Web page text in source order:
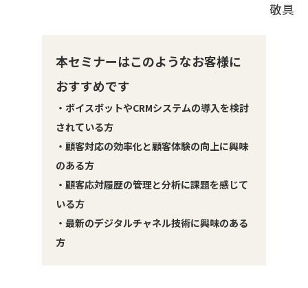
敬具
本セミナーはこのようなお客様に
おすすめです
・ボイスボットやCRMシステムの導入を検討
されている方
・顧客対応の効率化と顧客体験の向上に興味
のある方
・顧客応対履歴の管理と分析に課題を感じて
いる方
・最新のデジタルチャネル技術に興味のある
方